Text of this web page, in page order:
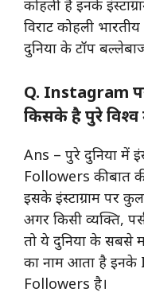
कोहली है इनके
विराट कोहली
दुनिया के टॉप
Q. Instagram
किसके है पुरे विश्व
Ans – पुरे दुनिया में
Followers की बात
इसके इंस्टाग्राम पर
अगर किसी व्यक्ति,
तो ये दुनिया के सबसे
का नाम आता है इनके
Followers है।